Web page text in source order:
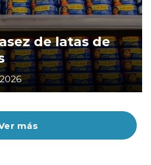
más
de latas de